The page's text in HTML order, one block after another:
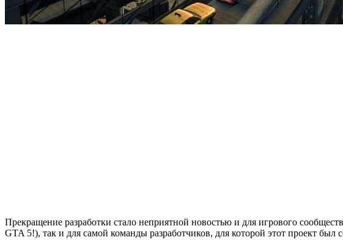
Прекращение разработки стало неприятной новостью и для игрового
GTA 5!), так и для самой команды разработчиков, для которой этот проект был